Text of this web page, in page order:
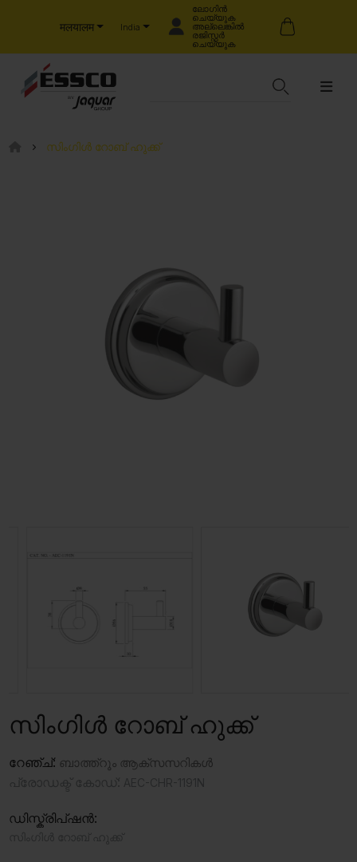
मलयालम India
ലോഗിൻ
ചെയ്യുക
അല്ലെങ്കിൽ
രജിസ്റ്റർ
ചെയ്യുക
സിംഗിൾ റോബ് ഹുക്ക്
സിംഗിൾ റോബ് ഹുക്ക്
റേഞ്ച്: ബാത്ത്‍റൂം ആക്‌സസറികൾ
ഡിസ്ക്രിപ്ഷൻ: